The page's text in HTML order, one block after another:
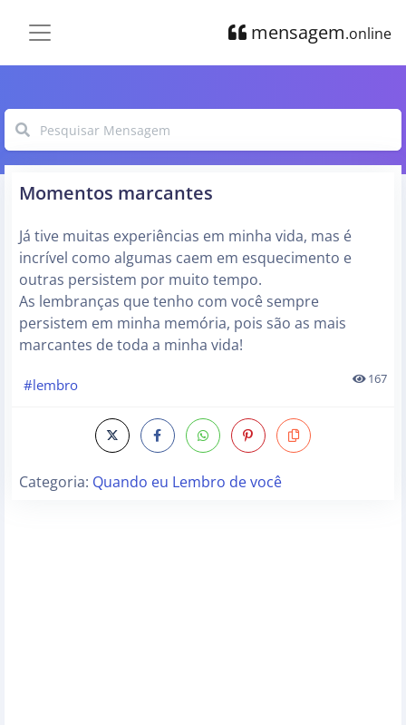
mensagem.online
Momentos marcantes
Já tive muitas experiências em minha vida, mas é
incrível como algumas caem em esquecimento e
outras persistem por muito tempo.
As lembranças que tenho com você sempre
persistem em minha memória, pois são as mais
marcantes de toda a minha vida!
#lembro 167
Categoria: Quando eu Lembro de você